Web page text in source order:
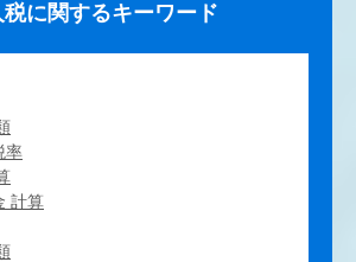
に関するキーワード
率
計算